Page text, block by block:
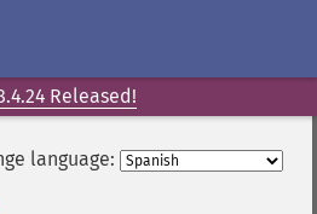
Released!
language: